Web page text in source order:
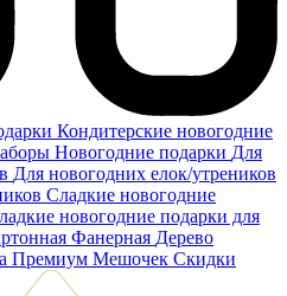
Кондитерские новогодние
Новогодние подарки Для
Для новогодних елок/утреников
Сладкие новогодние
новогодние подарки для
Фанерная Дерево
Премиум Мешочек Скидки